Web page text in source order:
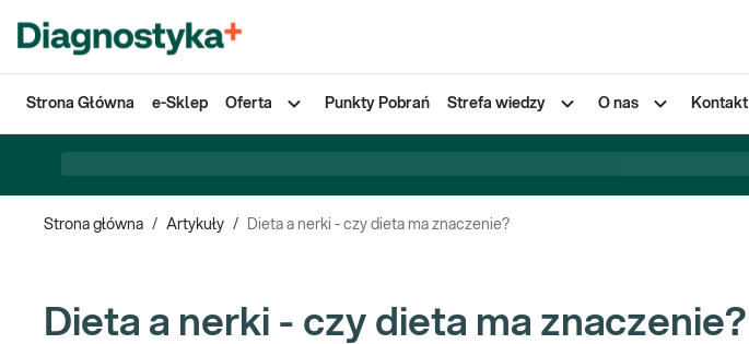
Strona Główna e-Sklep Oferta Punkty Pobrań Strefa wiedzy O nas Kontakt
Strona główna / Artykuły / Dieta a nerki - czy dieta ma znaczenie?
Dieta a nerki - czy dieta ma znaczenie?